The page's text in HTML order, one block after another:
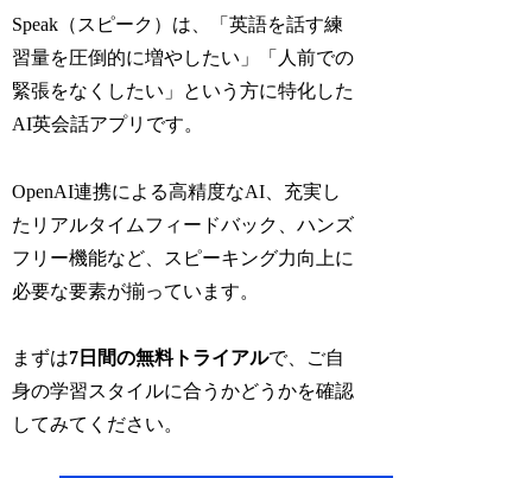
Speak（スピーク）は、「英語を話す練
習量を圧倒的に増やしたい」「人前での
緊張をなくしたい」という方に特化した
AI英会話アプリです。
OpenAI連携による高精度なAI、充実し
たリアルタイムフィードバック、ハンズ
フリー機能など、スピーキング力向上に
必要な要素が揃っています。
まずは7日間の無料トライアルで、ご自
身の学習スタイルに合うかどうかを確認
してみてください。